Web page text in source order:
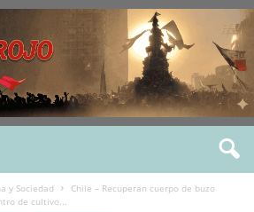
y Sociedad
Chile – Recuperan cuerpo de buzo
de cultivo...